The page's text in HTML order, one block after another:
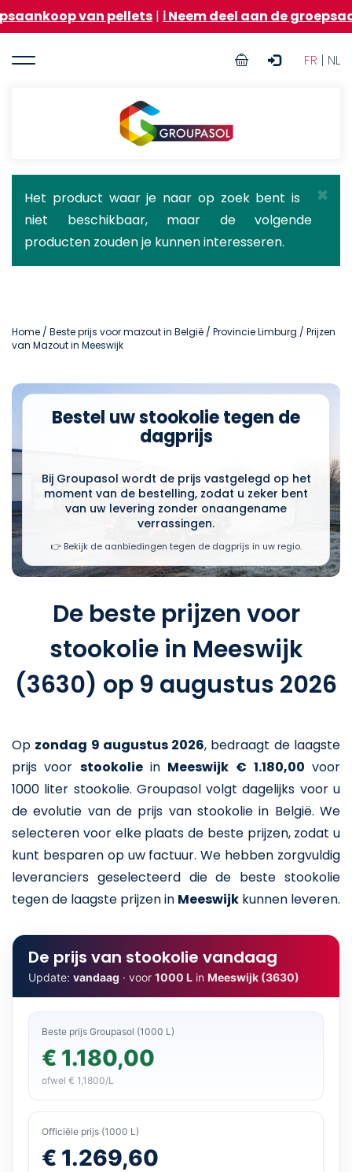
Overslaan
en
de
van pellets|ℹ️ Neem deel aan de groepsaankoop
FR | NL
User
Groupasol
×
Statusbericht
Het product waar je naar op zoek bent is
niet beschikbaar, maar de volgende
producten zouden je kunnen interesseren.
Home / Beste prijs voor mazout in België / Provincie Limburg / Prijzen
van Mazout in Meeswijk
Bestel uw stookolie tegen de
dagprijs
Bij Groupasol wordt de prijs vastgelegd op het
moment van de bestelling, zodat u zeker bent
van uw levering zonder onaangename
verrassingen.
👉 Bekijk de aanbiedingen tegen de dagprijs in uw regio.
De beste prijzen voor
stookolie in Meeswijk
(3630) op 9 augustus 2026
Op zondag 9 augustus 2026, bedraagt de laagste
prijs voor stookoliein Meeswijk € 1.180,00 voor
1000 liter stookolie. Groupasol volgt dagelijks voor u
de evolutie van de prijs van stookolie in België. We
selecteren voor elke plaats de beste prijzen, zodat u
kunt besparen op uw factuur. We hebben zorgvuldig
leveranciers geselecteerd die de beste stookolie
tegen de laagste prijzen in Meeswijk kunnen leveren.
De prijs van stookolie vandaag
Update: vandaag · voor 1000 L in Meeswijk (3630)
Beste prijs Groupasol (1000 L)
€ 1.180,00
ofwel € 1,1800/L
Officiële prijs (1000 L)
€ 1.269,60